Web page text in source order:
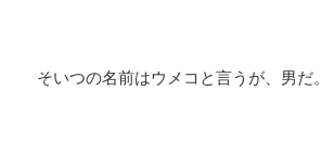
そいつの名前はウメコと言うが、男だ。